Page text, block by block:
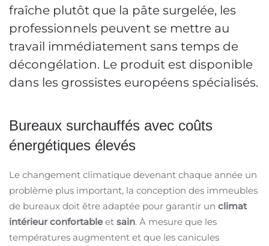
fraîche plutôt que la pâte surgelée, les
professionnels peuvent se mettre au
travail immédiatement sans temps de
décongélation. Le produit est disponible
dans les grossistes européens spécialisés.
Bureaux surchauffés avec coûts
énergétiques élevés
Le changement climatique devenant chaque année un
problème plus important, la conception des immeubles
de bureaux doit être adaptée pour garantir un climat
intérieur confortable et sain. À mesure que les
températures augmentent et que les canicules